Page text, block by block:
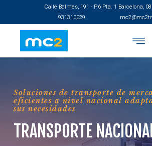
Calle Balmes, 191 - P.6 Pta. 1 Barcelona,
931310029
Soluciones de transporte de
eficientes a nivel nacional
sus necesidades
TRANSPORTE